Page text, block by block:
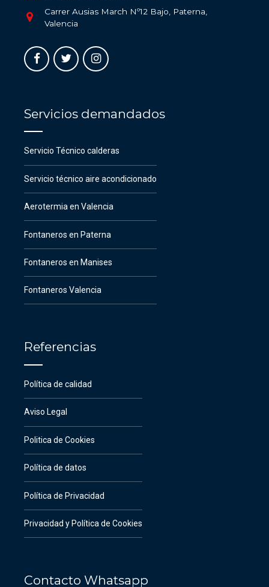
Carrer Ausias March Nº12 Bajo, Paterna,
Valencia
Servicios demandados
Servicio Técnico calderas
Servicio técnico aire acondicionado
Aerotermia en Valencia
Fontaneros en Paterna
Fontaneros en Manises
Fontaneros Valencia
Referencias
Política de calidad
Aviso Legal
Politica de Cookies
Política de datos
Política de Privacidad
Privacidad y Política de Cookies
Contacto Whatsapp